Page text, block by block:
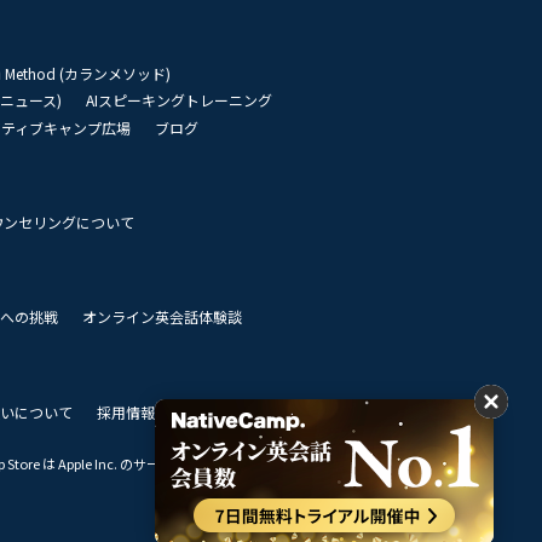
Method (カランメソッド)
ュース)
AIスピーキングトレーニング
ィブキャンプ広場
ブログ
ンセリングについて
の挑戦
オンライン英会話体験談
について 採用情報 私達のビジョン
は Apple Inc. のサービスマークです。